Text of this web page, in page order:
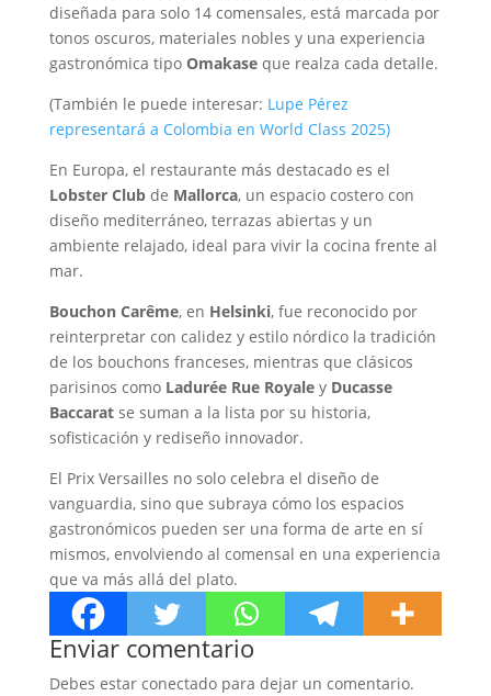
diseñada para solo 14 comensales, está marcada por
tonos oscuros, materiales nobles y una experiencia
gastronómica tipo Omakaseque realza cada detalle.
(También le puede interesar: Lupe Pérez
representará a Colombia en World Class 2025)
En Europa, el restaurante más destacado es el
Lobster Clubde Mallorca, un espacio costero con
diseño mediterráneo, terrazas abiertas y un
ambiente relajado, ideal para vivir la cocina frente al
mar.
Bouchon Carême, en Helsinki, fue reconocido por
reinterpretar con calidez y estilo nórdico la tradición
de los bouchons franceses, mientras que clásicos
parisinos como Ladurée Rue Royaley Ducasse
Baccaratse suman a la lista por su historia,
sofisticación y rediseño innovador.
El Prix Versailles no solo celebra el diseño de
vanguardia, sino que subraya cómo los espacios
gastronómicos pueden ser una forma de arte en sí
mismos, envolviendo al comensal en una experiencia
que va más allá del plato.
Enviar comentario
Debes estar conectado para dejar un comentario.